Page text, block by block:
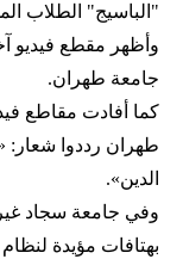
"الباسيج" الطلاب
وأظهر مقطع فيديو
جامعة طهران.
كما أفادت مقاطع
طهران رددوا شعار:
الدين».
وفي جامعة سجاد
بهتافات مؤيدة